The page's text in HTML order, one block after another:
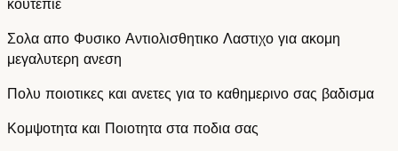
κουτεπιε
Σολα απο Φυσικο Αντιολισθητικο Λαστιχο για ακομη
μεγαλυτερη ανεση
Πολυ ποιοτικες και ανετες για το καθημερινο σας βαδισμα
Κομψοτητα και Ποιοτητα στα ποδια σας